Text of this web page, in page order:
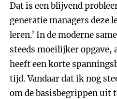
Dat is een blijvend
generatie managers deze
leren.’ In de moderne
steeds moeilijker opgave,
heeft een korte
tijd. Vandaar dat ik nog
om de basisbegrippen uit